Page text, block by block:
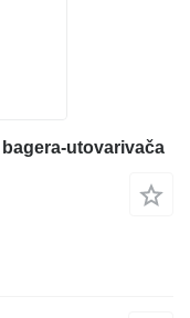
bagera-utovarivača